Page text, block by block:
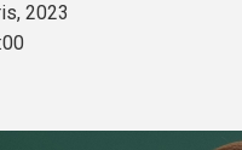
2023